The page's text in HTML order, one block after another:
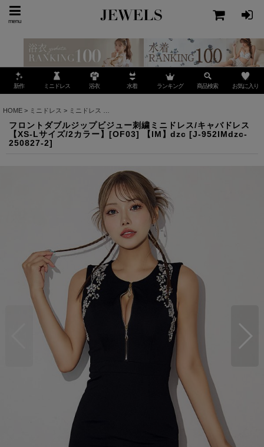
menu
新作 ミニドレス 浴衣 水着 ランキング 商品検索 お気に入り
HOME > ミニドレス > ミニドレス
フロントダブルジップビジュー刺繍ミニドレス/キャバドレス
【XS-Lサイズ/2カラー】[OF03] 【IM】dzc [J-952IMdzc-
250827-2]